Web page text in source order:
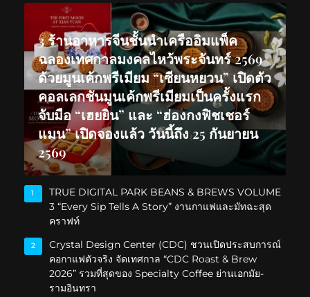
3 ร้านอาหารจีนชั้นนำเครืออิมแพ็ค
ฉลองเทศกาลมงคลไหว้พระจันทร์ 2569
ด้วยมูนเค้กพรีเมียม “เซียนหยวน” เปิดตัว
คอลเลกชันมูนเค้กพรีเมียมเป็นครั้งแรก
จับมือ “เฮยยิน” และ “ฮ่องกงฟิชเชอร์
แมน” เปิดจองแล้ว วันนี้ถึง 25 กันยายน
2569
1
TRUE DIGITAL PARK BEANS & BREWS VOLUME
3 “Every Sip Tells A Story” งานกาแฟและมัทฉะสุด
คราฟท์
2
Crystal Design Center (CDC) ชวนเปิดประสบการณ์
คอกาแฟตัวจริง จัดเทศกาล “CDC Roast & Brew
2026” รวมที่สุดของ Specialty Coffee ย่านเอกมัย-
รามอินทรา